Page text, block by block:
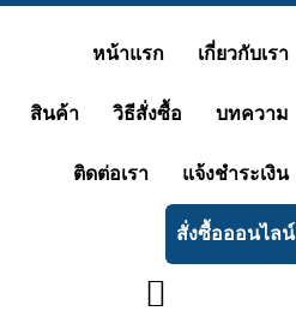
content
หน้าแรก เกี่ยวกับเรา
สินค้า วิธีสั่งซื้อ บทความ
ติดต่อเรา แจ้งชำระเงิน
สั่งซื้อออนไลน์